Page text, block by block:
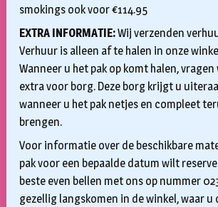
smokings ook voor €114.95
EXTRA INFORMATIE:Wij verzenden
Verhuur is alleen af te halen in onze
Wanneer u het pak op komt halen,
extra voor borg. Deze borg krijgt u
wanneer u het pak netjes en compleet
brengen.
Voor informatie over de beschikbare
pak voor een bepaalde datum wilt
beste even bellen met ons op nummer
gezellig langskomen in de winkel, waar u